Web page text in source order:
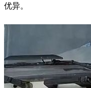
优异。